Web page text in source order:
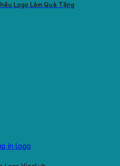
Logo Làm Quà Tặng